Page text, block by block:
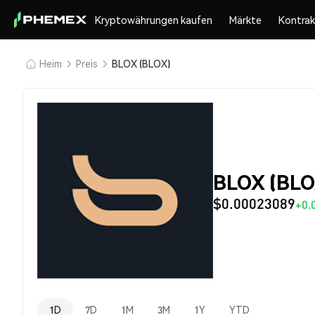
Kryptowährungen kaufen Märkte
Heim Preis BLOX (BLOX)
BLOX
$0.00023089
1D 7D 1M 3M 1Y YTD